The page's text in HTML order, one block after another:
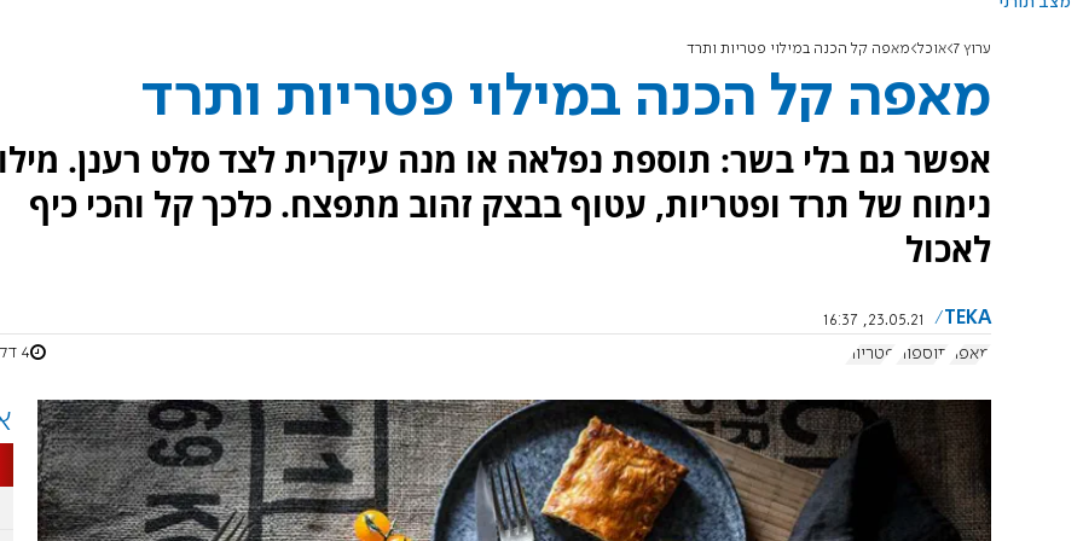
ערוץ 7 אוכל מאפה קל הכנה במילוי פטריות ותרד
מאפה קל הכנה במילוי פטריות ותרד
אפשר גם בלי בשר: תוספת נפלאה או מנה עיקרית לצד סלט רענן.
נימוח של תרד ופטריות, עטוף בבצק זהוב מתפצח. כלכך קל והכי כיף
לאכול
TEKA
23.05.21, 16:37
מאפה
תוספות פטריות 4 דקות